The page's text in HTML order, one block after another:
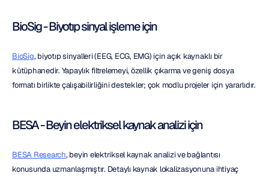
BioSig - Biyotıp sinyal işleme için
BioSig, biyotıp sinyalleri (EEG, ECG, EMG) için açık kaynaklı bir
kütüphanedir. Yapaylık filtrelemeyi, özellik çıkarma ve geniş dosya
formatı birlikte çalışabilirliğini destekler; çok modlu projeler için yararlıdır.
BESA - Beyin elektriksel kaynak analizi için
BESA Research, beyin elektriksel kaynak analizi ve bağlantısı
konusunda uzmanlaşmıştır. Detaylı kaynak lokalizasyonuna ihtiyaç